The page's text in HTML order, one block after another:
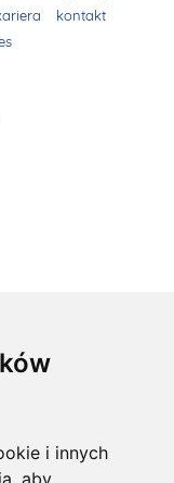
i innych
aby
kontakt